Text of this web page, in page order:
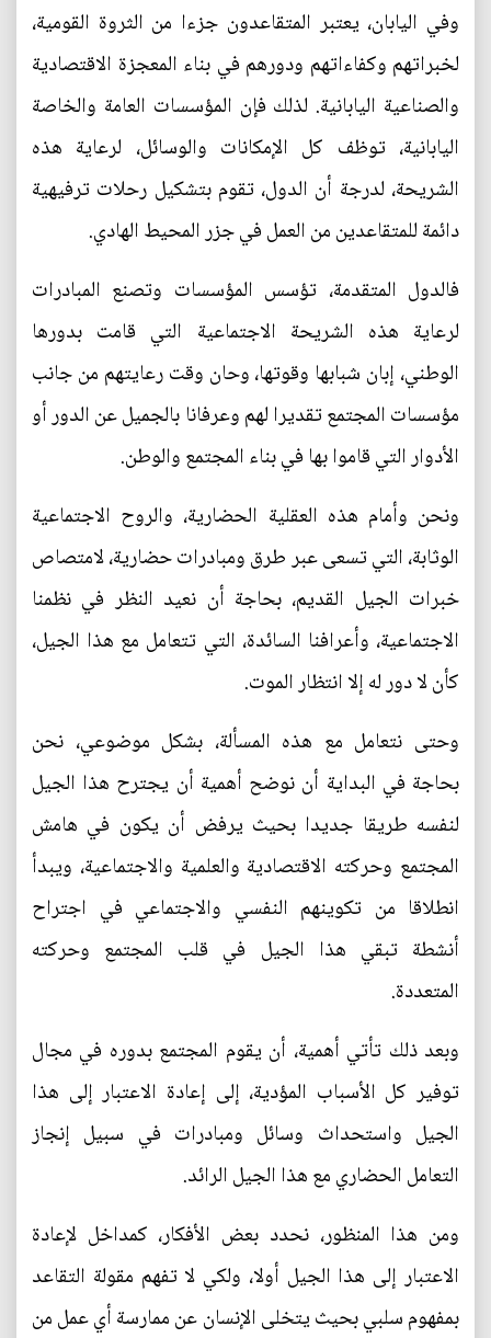
وفي اليابان، يعتبر المتقاعدون جزءا من الثروة القومية،
لخبراتهم وكفاءاتهم ودورهم في بناء المعجزة الاقتصادية
والصناعية اليابانية. لذلك فإن المؤسسات العامة والخاصة
اليابانية، توظف كل الإمكانات والوسائل، لرعاية هذه
الشريحة، لدرجة أن الدول، تقوم بتشكيل رحلات ترفيهية
دائمة للمتقاعدين من العمل في جزر المحيط الهادي.
فالدول المتقدمة، تؤسس المؤسسات وتصنع المبادرات
لرعاية هذه الشريحة الاجتماعية التي قامت بدورها
الوطني، إبان شبابها وقوتها، وحان وقت رعايتهم من جانب
مؤسسات المجتمع تقديرا لهم وعرفانا بالجميل عن الدور أو
الأدوار التي قاموا بها في بناء المجتمع والوطن.
ونحن وأمام هذه العقلية الحضارية، والروح الاجتماعية
الوثابة، التي تسعى عبر طرق ومبادرات حضارية، لامتصاص
خبرات الجيل القديم، بحاجة أن نعيد النظر في نظمنا
الاجتماعية، وأعرافنا السائدة، التي تتعامل مع هذا الجيل،
كأن لا دور له إلا انتظار الموت.
وحتى نتعامل مع هذه المسألة، بشكل موضوعي، نحن
بحاجة في البداية أن نوضح أهمية أن يجترح هذا الجيل
لنفسه طريقا جديدا بحيث يرفض أن يكون في هامش
المجتمع وحركته الاقتصادية والعلمية والاجتماعية، ويبدأ
انطلاقا من تكوينهم النفسي والاجتماعي في اجتراح
أنشطة تبقي هذا الجيل في قلب المجتمع وحركته
المتعددة.
وبعد ذلك تأتي أهمية، أن يقوم المجتمع بدوره في مجال
توفير كل الأسباب المؤدية، إلى إعادة الاعتبار إلى هذا
الجيل واستحداث وسائل ومبادرات في سبيل إنجاز
التعامل الحضاري مع هذا الجيل الرائد.
ومن هذا المنظور، نحدد بعض الأفكار، كمداخل لإعادة
الاعتبار إلى هذا الجيل أولا، ولكي لا تفهم مقولة التقاعد
بمفهوم سلبي بحيث يتخلى الإنسان عن ممارسة أي عمل من